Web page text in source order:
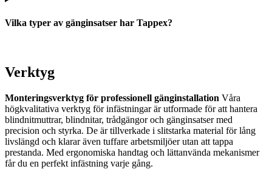
Vilka typer av gänginsatser har Tappex?
Verktyg
Monteringsverktyg för professionell gänginstallation Våra
högkvalitativa verktyg för infästningar är utformade för att hantera
blindnitmuttrar, blindnitar, trådgängor och gänginsatser med
precision och styrka. De är tillverkade i slitstarka material för lång
livslängd och klarar även tuffare arbetsmiljöer utan att tappa
prestanda. Med ergonomiska handtag och lättanvända mekanismer
får du en perfekt infästning varje gång.